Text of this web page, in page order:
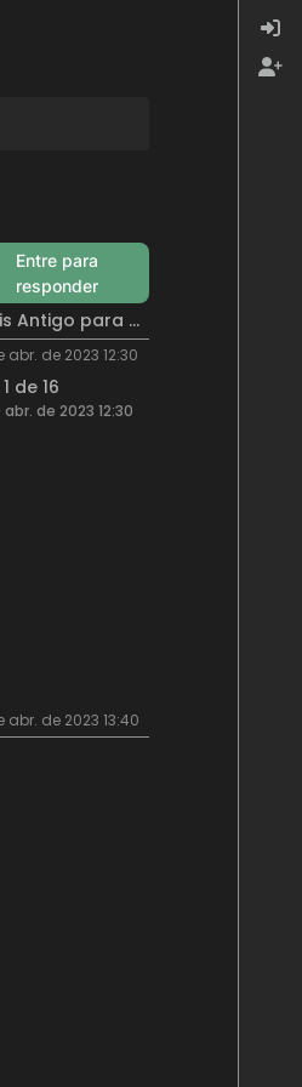
Entre para
responder
Antigo para Mais Recente
abr. de 2023 12:30
de 16
de 2023 12:30
abr. de 2023 13:40